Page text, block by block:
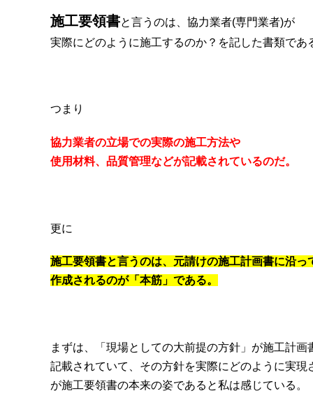
施工要領書と言うのは、協力業者(専門業者)が
実際にどのように施工するのか？を記した書類であ
つまり
協力業者の立場での実際の施工方法や
使用材料、品質管理などが記載されているのだ。
更に
施工要領書と言うのは、元請けの施工計画書に沿っ
作成されるのが「本筋」である。
まずは、「現場としての大前提の方針」が施工計画
記載されていて、その方針を実際にどのように実現
が施工要領書の本来の姿であると私は感じている。